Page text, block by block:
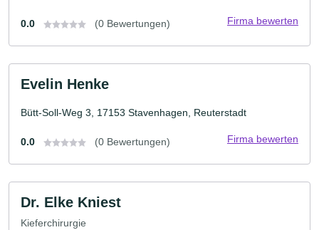
0.0 (0 Bewertungen) Firma bewerten
Evelin Henke
Bütt-Soll-Weg 3, 17153 Stavenhagen, Reuterstadt
0.0 (0 Bewertungen) Firma bewerten
Dr. Elke Kniest
Kieferchirurgie